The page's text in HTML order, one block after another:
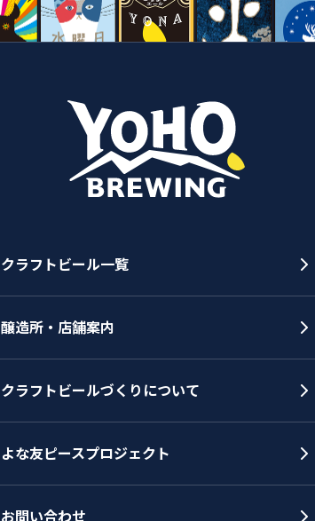
クラフトビール一覧
醸造所・店舗案内
クラフトビールづくりについて
よな友ピースプロジェクト
お問い合わせ